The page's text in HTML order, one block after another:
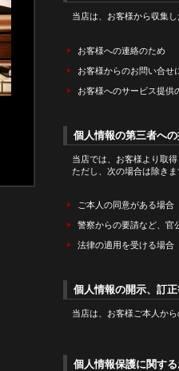
当店は、お客様から収集
お客様への連絡のため
お客様からのお問い合せ
お客様へのサービス提供
個人情報の第三者へ
当店では、お客様より取
ただし、次の場合は除きま
ご本人の同意がある場合
警察からの要請など、官
法律の適用を受ける場合
個人情報の開示、訂
当店は、お客様ご本人か
個人情報保護に関す